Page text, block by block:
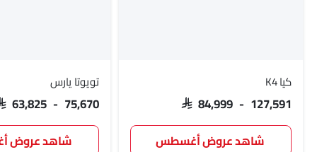
GWM سوإست أومودا
كيا K4
SAR 84,999 - 127,591
شاهد عروض أغسطس
تويوتا يارس
63,825 - 75,670
شاهد عروض